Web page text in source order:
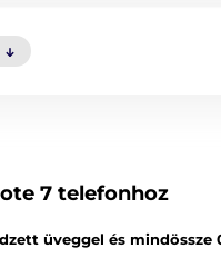
7 telefonhoz
üveggel és mindössze